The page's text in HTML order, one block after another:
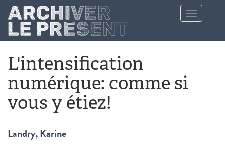
Aller au contenu principal
Toggle
navigation
L'intensification
numérique: comme si
vous y étiez!
Landry, Karine